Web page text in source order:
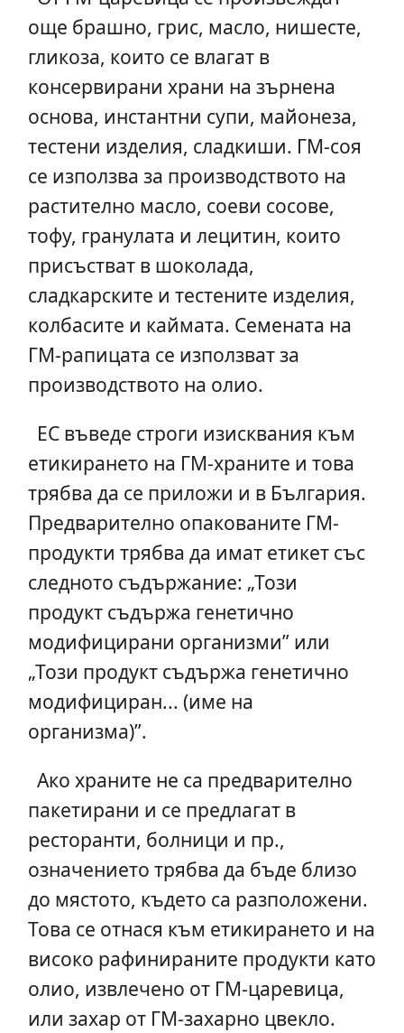
още брашно, грис, масло, нишесте,
гликоза, които се влагат в
консервирани храни на зърнена
основа, инстантни супи, майонеза,
тестени изделия, сладкиши. ГМ-соя
се използва за производството на
растително масло, соеви сосове,
тофу, гранулата и лецитин, които
присъстват в шоколада,
сладкарските и тестените изделия,
колбасите и каймата. Семената на
ГМ-рапицата се използват за
производството на олио.
ЕС въведе строги изисквания към
етикирането на ГМ-храните и това
трябва да се приложи и в България.
Предварително опакованите ГМ-
продукти трябва да имат етикет със
следното съдържание: „Този
продукт съдържа генетично
модифицирани организми” или
„Този продукт съдържа генетично
модифициран... (име на
организма)”.
Ако храните не са предварително
пакетирани и се предлагат в
ресторанти, болници и пр.,
означението трябва да бъде близо
до мястото, където са разположени.
Това се отнася към етикирането и на
високо рафинираните продукти като
олио, извлечено от ГМ-царевица,
или захар от ГМ-захарно цвекло.